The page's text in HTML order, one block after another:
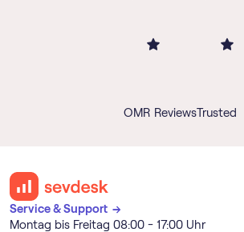
OMR ReviewsTrusted
Service & Support →
Montag bis Freitag 08:00 - 17:00 Uhr